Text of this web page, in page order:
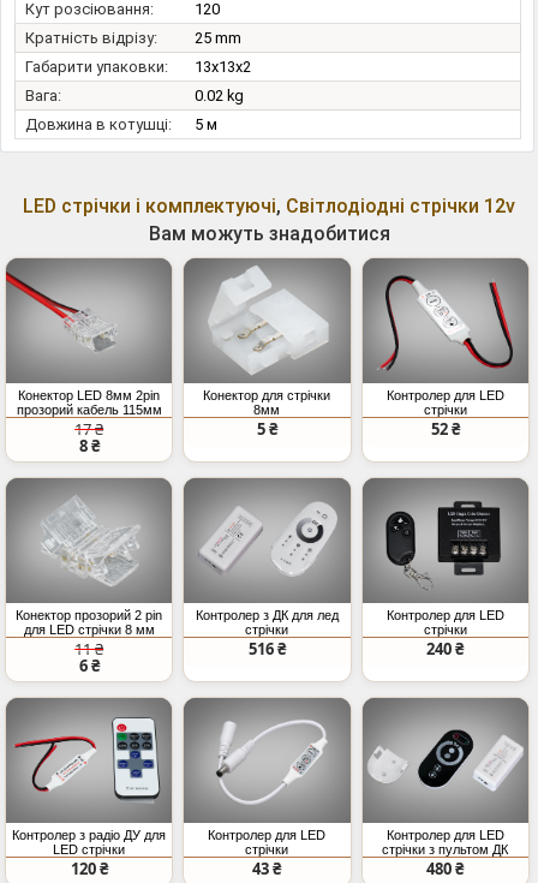
Кут розсіювання:
120
Кратність відрізу:
25 mm
Габарити упаковки:
13x13x2
Вага:
0.02 kg
Довжина в котушці:
5 м
LED стрічки і комплектуючі, Світлодіодні стрічки 12v
Вам можуть знадобитися
Конектор LED 8мм 2pin
прозорий кабель 115мм
17 ₴
8 ₴
Конектор для стрічки
8мм
5 ₴
Контролер для LED
стрічки
52 ₴
Конектор прозорий 2 pin
для LED стрічки 8 мм
11 ₴
6 ₴
Контролер з ДК для лед
стрічки
516 ₴
Контролер для LED
стрічки
240 ₴
Контролер з радіо ДУ для
LED стрічки
120 ₴
Контролер для LED
стрічки
43 ₴
Контролер для LED
стрічки з пультом ДК
480 ₴